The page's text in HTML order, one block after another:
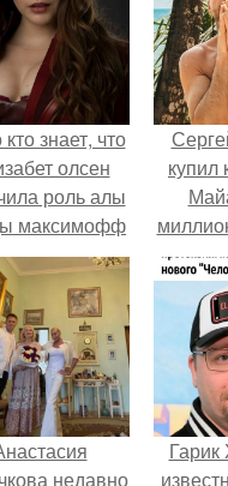
знает, что
олсен
роль алы
максимофф
не сразу.
купил
недавно